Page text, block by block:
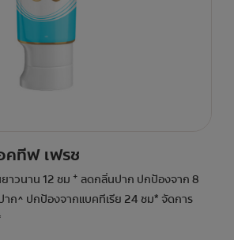
คทีฟ เฟรช
าวนาน 12 ชม + ลดกลิ่นปาก ปกป้องจาก 8
^ ปกป้องจากแบคทีเรีย 24 ชม* จัดการ